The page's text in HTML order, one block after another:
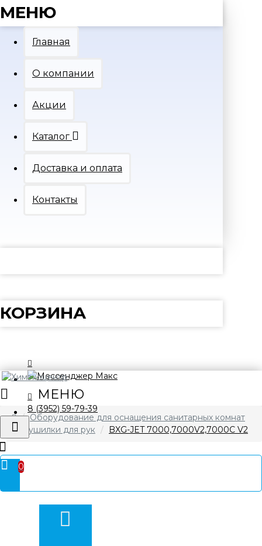
МЕНЮ
Главная
О компании
Акции
Каталог
Доставка и оплата
Контакты
КОРЗИНА
8 (3952) 59-79-39
0
Оборудование для оснащения санитарных комнат
Сушилки для рук
BXG-JET 7000,7000V2,7000C V2